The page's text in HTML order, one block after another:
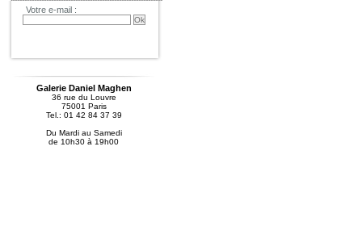
Votre e-mail :
Galerie Daniel Maghen
36 rue du Louvre
75001 Paris
Tel.: 01 42 84 37 39
Du Mardi au Samedi
de 10h30 à 19h00